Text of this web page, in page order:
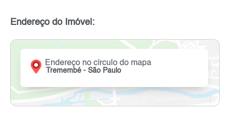
Endereço do Imóvel:
Endereço no círculo do mapa
Tremembé - São Paulo